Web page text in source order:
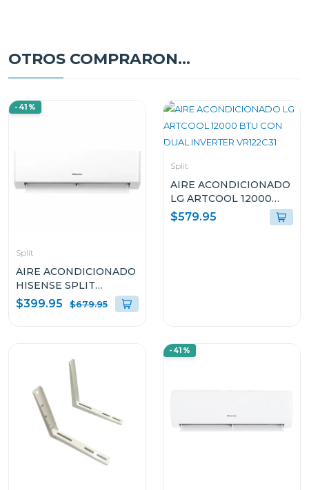
OTROS COMPRARON...
-41%
Split
AIRE ACONDICIONADO
HISENSE SPLIT
INVERTER 18000 BTU
ATR182CJ
$399.95 $679.95
Split
AIRE ACONDICIONADO
LG ARTCOOL 12000
BTU CON DUAL
INVERTER VR122C31
$579.95
-41%